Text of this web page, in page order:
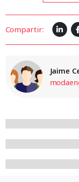
Compartir:
Jaime